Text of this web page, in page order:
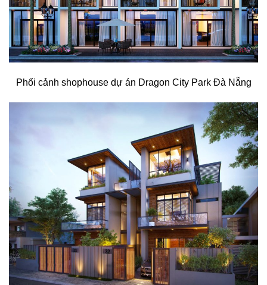
Phối cảnh shophouse dự án Dragon City Park Đà Nẵng